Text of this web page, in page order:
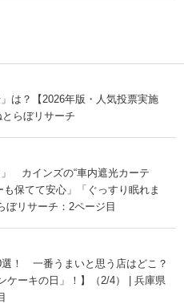
は？【2026年版・人気投票実施
らぼリサーチ
」 カインズの“車内遮光カーテ
保てて安心」「ぐっすり眠れま
ぼリサーチ：2ページ目
！ 一番うまいと思う店はどこ？
ケーキの日」！】（2/4） | 兵庫県